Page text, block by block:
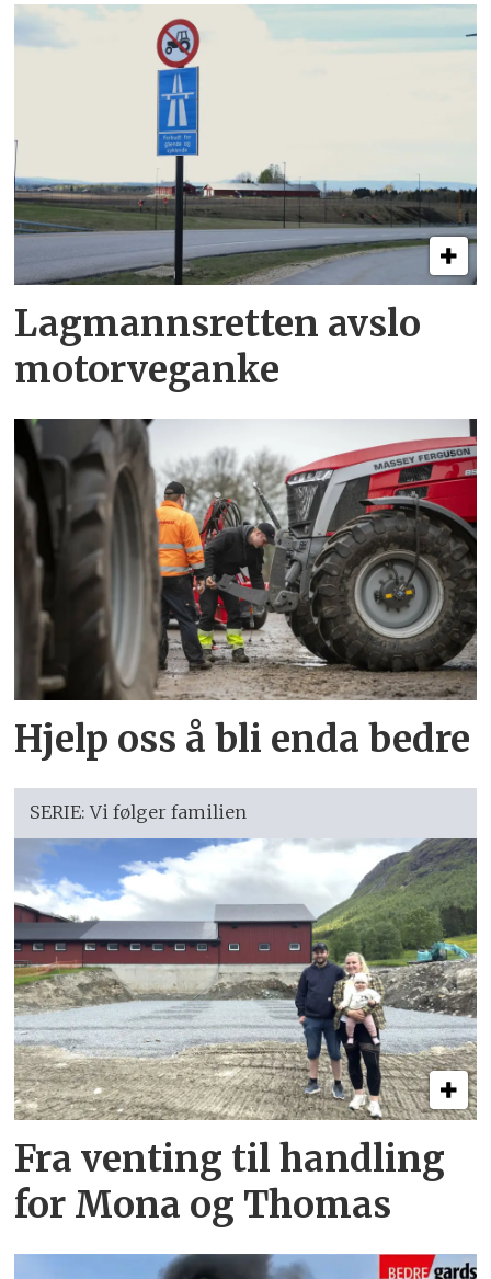
Lagmannsretten avslo
motorveganke
Hjelp oss å bli enda bedre
SERIE: Vi følger familien
Fra venting til handling
for Mona og Thomas